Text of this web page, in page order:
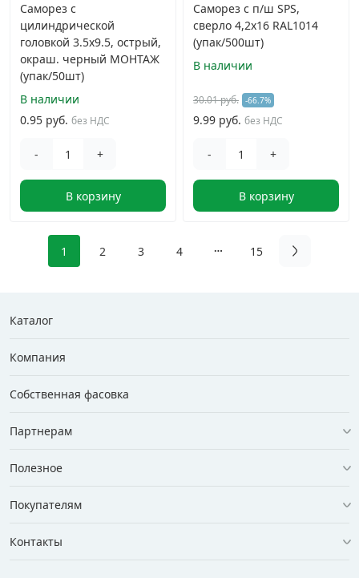
Саморез с
цилиндрической
головкой 3.5х9.5, острый,
окраш. черный МОНТАЖ
(упак/50шт)
В наличии
0.95 руб. без НДС
- +
В корзину
Саморез с п/ш SPS,
сверло 4,2x16 RAL1014
(упак/500шт)
В наличии
30.01 руб. -66.7%
9.99 руб. без НДС
- +
В корзину
1 2 3 4 15
Каталог
Компания
Собственная фасовка
Партнерам
Полезное
Покупателям
Контакты